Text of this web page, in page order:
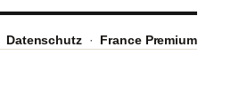
Datenschutz· France Premium